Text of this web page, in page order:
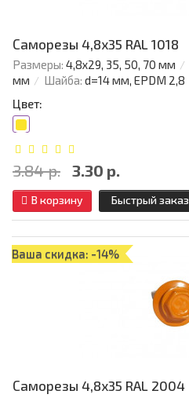
Саморезы 4,8х35 RAL 1018
Размеры: 4,8х29, 35, 50, 70 мм
мм
Шайба: d=14 мм, EPDM 2,8
Цвет:
3.84 р. 3.30 р.
В корзину Быстрый заказ
Ваша скидка: -14%
Саморезы 4,8х35 RAL 2004